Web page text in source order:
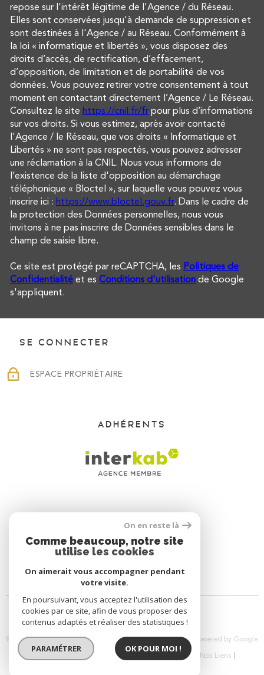
repose sur l'intérêt légitime de l'Agence / du Réseau.
Elles sont conservées jusqu'à demande de suppression et
sont destinées à l'Agence / au Réseau. Conformément à
la loi « informatique et libertés », vous disposez des
droits d’accès, de rectification, d’effacement,
d’opposition, de limitation et de portabilité de vos
données. Vous pouvez retirer votre consentement à tout
moment en contactant directement l’Agence / Le Réseau.
Consultez le site https://cnil.fr/fr pour plus d’informations
sur vos droits. Si vous estimez, après avoir contacté
l'Agence / le Réseau, que vos droits « Informatique et
Libertés » ne sont pas respectés, vous pouvez adresser
une réclamation à la CNIL. Nous vous informons de
l’existence de la liste d'opposition au démarchage
téléphonique « Bloctel », sur laquelle vous pouvez vous
inscrire ici : https://www.bloctel.gouv.fr. Dans le cadre de
la protection des Données personnelles, nous vous
invitons à ne pas inscrire de Données sensibles dans le
champ de saisie libre.
Ce site est protégé par reCAPTCHA, les Politiques de
Confidentialité et es Conditions d'utilisation de Google
s'appliquent.
SE CONNECTER
ESPACE PROPRIÉTAIRE
ADHÉRENTS
© 2026 | Flaviano-Immo Tous droits réservés | Traduction powered by Google
|
Nos Honoraires Mentions Légales
Nos Liens
On en reste là
Comme beaucoup, notre site
utilise les cookies
On aimerait vous accompagner pendant
votre visite.
En poursuivant, vous acceptez l'utilisation des
cookies par ce site, afin de vous proposer des
contenus adaptés et réaliser des statistiques !
PARAMÉTRER OK POUR MOI !